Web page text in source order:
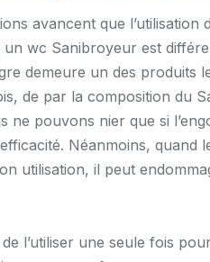
avancent que
wc Sanibroyeur est
demeure un des produits
de par la composition du
ne pouvons nier que si
Néanmoins,
utilisation, il peut
l’utiliser une seule fois